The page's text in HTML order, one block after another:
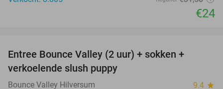
€24
Entree Bounce Valley (2 uur) + sokken +
verkoelende slush puppy
Bounce Valley Hilversum 9.4 star